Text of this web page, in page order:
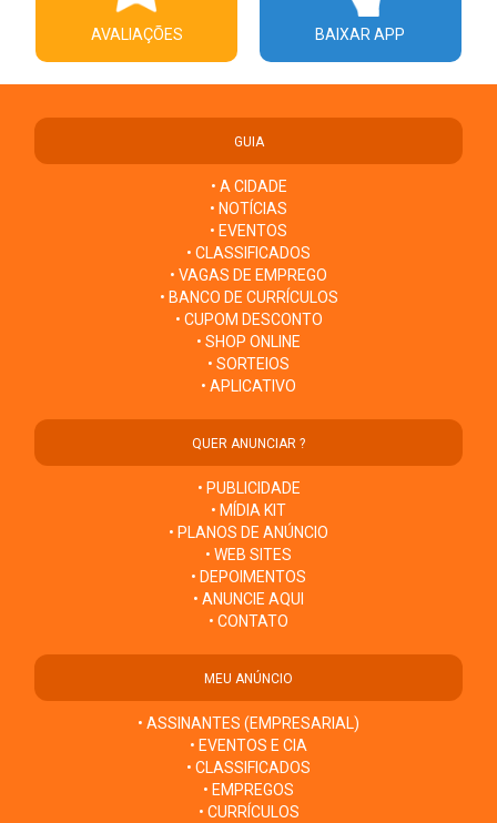
AVALIAÇÕES BAIXAR APP
GUIA
• A CIDADE
• NOTÍCIAS
• EVENTOS
• CLASSIFICADOS
• VAGAS DE EMPREGO
• BANCO DE CURRÍCULOS
• CUPOM DESCONTO
• SHOP ONLINE
• SORTEIOS
• APLICATIVO
QUER ANUNCIAR ?
• PUBLICIDADE
• MÍDIA KIT
• PLANOS DE ANÚNCIO
• WEB SITES
• DEPOIMENTOS
• ANUNCIE AQUI
• CONTATO
MEU ANÚNCIO
• ASSINANTES (EMPRESARIAL)
• EVENTOS E CIA
• CLASSIFICADOS
• EMPREGOS
• CURRÍCULOS